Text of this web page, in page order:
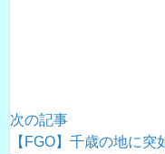
次の記事
【FGO】千歳の地に突